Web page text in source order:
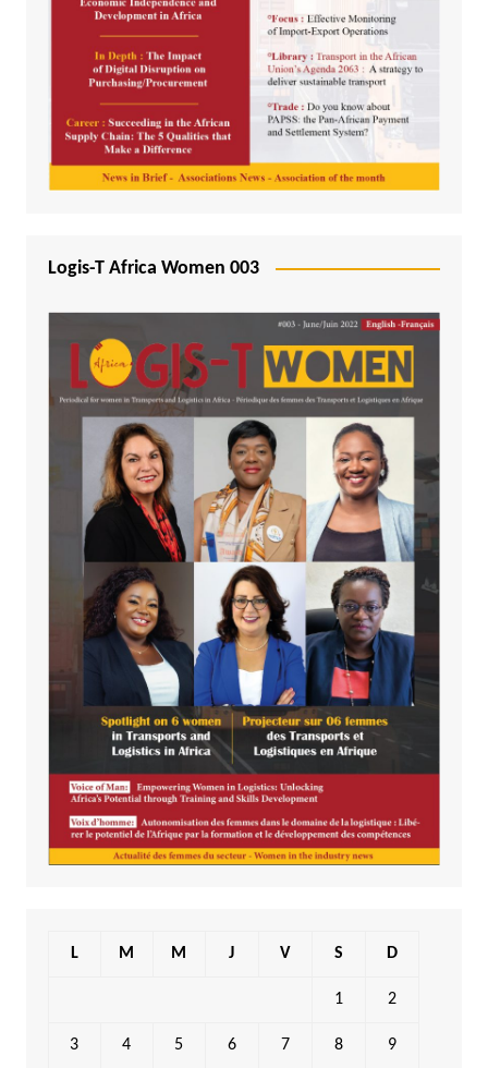
Logis-T Africa Women 003
L M M J V S D
1 2
3 4 5 6 7 8 9